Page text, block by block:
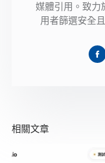
媒體引用。致力
用者篩選安全
相關文章